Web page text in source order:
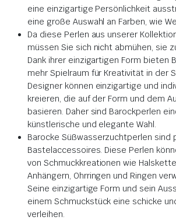
eine einzigartige Persönlichkeit
eine große Auswahl an Farben, wie
Da diese Perlen aus unserer
müssen Sie sich nicht abmühen, sie
Dank ihrer einzigartigen Form bieten
mehr Spielraum für Kreativität in der
Designer können einzigartige und
kreieren, die auf der Form und dem
basieren. Daher sind Barockperlen
künstlerische und elegante Wahl.
Barocke Süßwasserzuchtperlen sind
Bastelaccessoires. Diese Perlen
von Schmuckkreationen wie
Anhängern, Ohrringen und Ringen
Seine einzigartige Form und sein
einem Schmuckstück eine schicke
verleihen.